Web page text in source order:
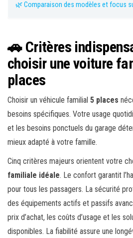
🌿 Comparaison des modèles et focus
🚗 Critères
choisir une voiture
places
Choisir un véhicule familial 5 places
besoins spécifiques. Votre usage
et les besoins ponctuels du garage
mieux adapté à votre famille.
Cinq critères majeurs orientent votre
familiale idéale. Le confort garantit
pour tous les passagers. La sécurité
des équipements actifs et passifs
prix d’achat, les coûts d’usage et les
disponibles. La fiabilité assure une